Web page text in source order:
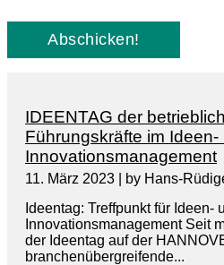
IDEENTAG der
Führungskräfte im Ideen-
Innovationsmanagement
11. März 2023
by Hans-
Ideentag: Treffpunkt für Ideen-
Innovationsmanagement Seit
der Ideentag auf der
branchenübergreifende...